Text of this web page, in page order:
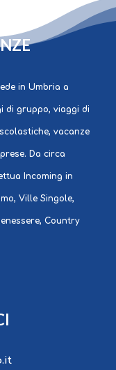
in Umbria a
di gruppo, viaggi di
vacanze
Da circa
Incoming in
Ville Singole,
Country